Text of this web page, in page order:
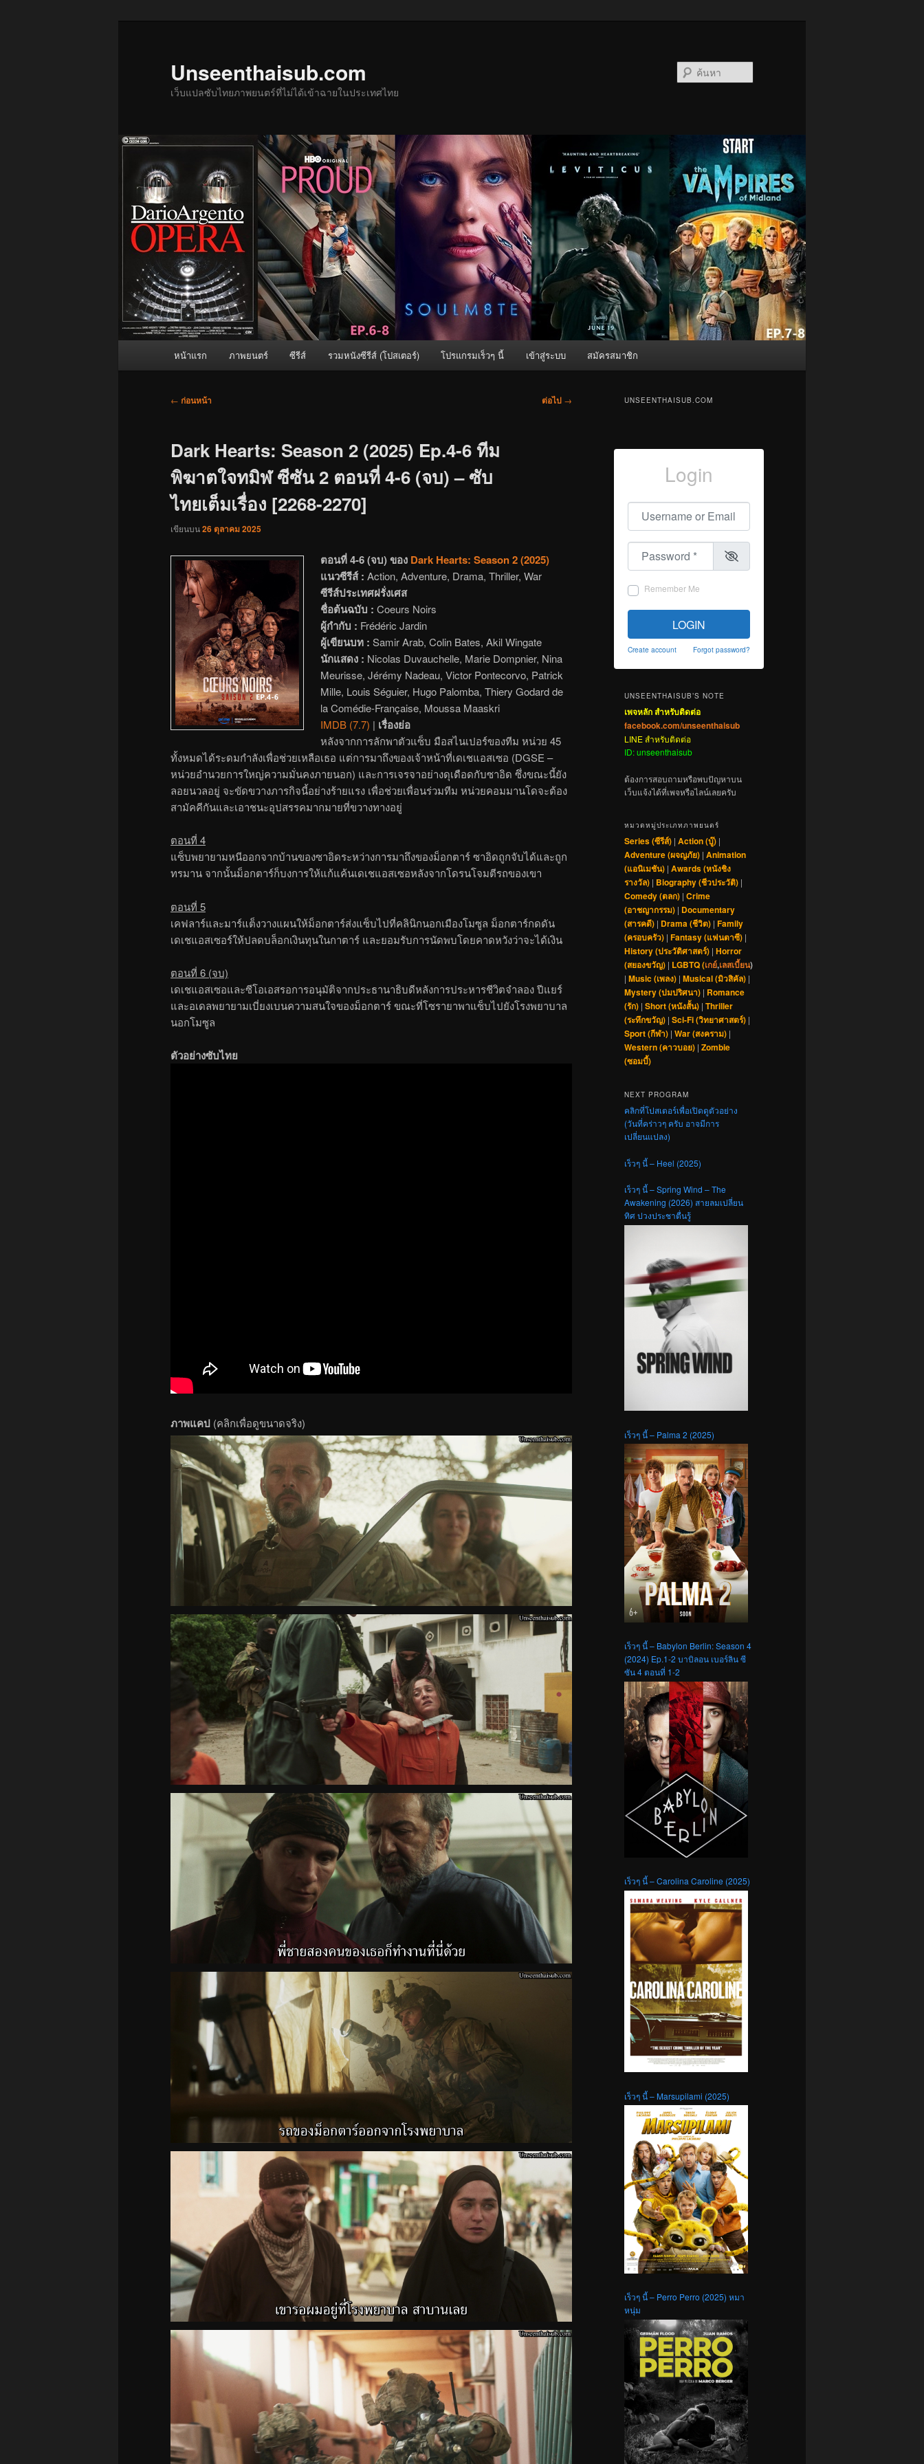
Unseenthaisub.com
เว็บแปลซับไทยภาพยนตร์ที่ไม่ได้เข้าฉายในประเทศไทย
หน้าแรก ภาพยนตร์ ซีรีส์ รวมหนังซีรีส์ (โปสเตอร์) โปรแกรมเร็วๆ นี้ เข้าสู่ระบบ สมัครสมาชิก
เมนู
← ก่อนหน้า ต่อไป →
Dark Hearts: Season 2 (2025) Ep.4-6 ทีม
พิฆาตใจทมิฬ ซีซัน 2 ตอนที่ 4-6 (จบ) – ซับ
ไทยเต็มเรื่อง [2268-2270]
เขียนบน26 ตุลาคม 2025
ตอนที่ 4-6 (จบ) ของ Dark Hearts: Season 2 (2025)
แนวซีรีส์ : Action, Adventure, Drama, Thriller, War
ซีรีส์ประเทศฝรั่งเศส
ชื่อต้นฉบับ : Coeurs Noirs
ผู้กำกับ : Frédéric Jardin
ผู้เขียนบท : Samir Arab, Colin Bates, Akil Wingate
นักแสดง : Nicolas Duvauchelle, Marie Dompnier, Nina
Meurisse, Jérémy Nadeau, Victor Pontecorvo, Patrick
Mille, Louis Séguier, Hugo Palomba, Thiery Godard de
la Comédie-Française, Moussa Maaskri
IMDB (7.7) | เรื่องย่อ
หลังจากการลักพาตัวแซ็บ มือสไนเปอร์ของทีม หน่วย 45
ทั้งหมดได้ระดมกำลังเพื่อช่วยเหลือเธอ แต่การมาถึงของเจ้าหน้าที่เดเชแอสเซอ (DGSE –
หน่วยอำนวยการใหญ่ความมั่นคงภายนอก) และการเจรจาอย่างดุเดือดกับซาอิด ซึ่งขณะนี้ยัง
ลอยนวลอยู่ จะขัดขวางภารกิจนี้อย่างร้ายแรง เพื่อช่วยเพื่อนร่วมทีม หน่วยคอมมานโดจะต้อง
สามัคคีกันและเอาชนะอุปสรรคมากมายที่ขวางทางอยู่
ตอนที่ 4
แซ็บพยายามหนีออกจากบ้านของซาอิดระหว่างการมาถึงของม็อกตาร์ ซาอิดถูกจับได้และถูก
ทรมาน จากนั้นม็อกตาร์ก็บงการให้แก้แค้นเดเชแอสเซอหลังจากโดรนโจมตีรถของเขา
ตอนที่ 5
เคฟลาร์และมาร์แต็งวางแผนให้ม็อกตาร์ส่งแซ็บไปที่คลินิกนอกเมืองโมซูล ม็อกตาร์กดดัน
เดเชแอสเซอร์ให้ปลดบล็อกเงินทุนในกาตาร์ และยอมรับการนัดพบโดยคาดหวังว่าจะได้เงิน
ตอนที่ 6 (จบ)
เดเชแอสเซอและซีโอเอสรอการอนุมัติจากประธานาธิบดีหลังการประหารชีวิตจำลอง ปีแยร์
และอเดลพยายามเบี่ยงเบนความสนใจของม็อกตาร์ ขณะที่โซรายาพาแซ็บไปยังโรงพยาบาล
นอกโมซูล
ตัวอย่างซับไทย
ภาพแคป (คลิกเพื่อดูขนาดจริง)
UNSEENTHAISUB.COM
Login
Username or Email
Password
Remember Me
LOGIN
Create account Forgot password?
UNSEENTHAISUB’S NOTE
เพจหลัก สำหรับติดต่อ
facebook.com/unseenthaisub
LINE สำหรับติดต่อ
ID: unseenthaisub
ต้องการสอบถามหรือพบปัญหาบน
เว็บแจ้งได้ที่เพจหรือไลน์เลยครับ
หมวดหมู่ประเภทภาพยนตร์
Series (ซีรีส์) | Action (บู๊) |
Adventure (ผจญภัย) | Animation
(แอนิเมชัน) | Awards (หนังชิง
รางวัล) | Biography (ชีวประวัติ) |
Comedy (ตลก) | Crime
(อาชญากรรม) | Documentary
(สารคดี) | Drama (ชีวิต) | Family
(ครอบครัว) | Fantasy (แฟนตาซี) |
History (ประวัติศาสตร์) | Horror
(สยองขวัญ) | LGBTQ (เกย์,เลสเบี้ยน)
| Music (เพลง) | Musical (มิวสิคัล) |
Mystery (ปมปริศนา) | Romance
(รัก) | Short (หนังสั้น) | Thriller
(ระทึกขวัญ) | Sci-Fi (วิทยาศาสตร์) |
Sport (กีฬา) | War (สงคราม) |
Western (คาวบอย) | Zombie
(ซอมบี้)
NEXT PROGRAM
คลิกที่โปสเตอร์เพื่อเปิดดูตัวอย่าง
(วันที่คร่าวๆ ครับ อาจมีการ
เปลี่ยนแปลง)
เร็วๆ นี้ – Heel (2025)
เร็วๆ นี้ – Spring Wind – The
Awakening (2026) สายลมเปลี่ยน
ทิศ ปวงประชาตื่นรู้
เร็วๆ นี้ – Palma 2 (2025)
เร็วๆ นี้ – Babylon Berlin: Season 4
(2024) Ep.1-2 บาบิลอน เบอร์ลิน ซี
ซัน 4 ตอนที่ 1-2
เร็วๆ นี้ – Carolina Caroline (2025)
เร็วๆ นี้ – Marsupilami (2025)
เร็วๆ นี้ – Perro Perro (2025) หมา
หนุ่ม